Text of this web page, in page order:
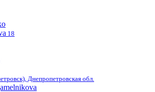
18
Днепропетровская обл.